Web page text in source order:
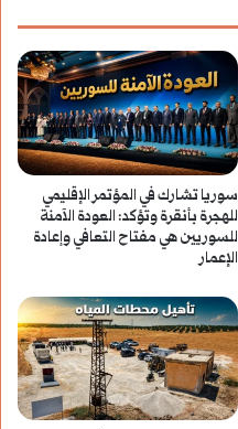
سوريا تشارك في المؤتمر الإقليمي
للهجرة بأنقرة وتؤكد: العودة الآمنة
للسوريين هي مفتاح التعافي وإعادة
الإعمار